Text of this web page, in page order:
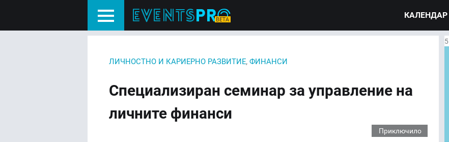
КАЛЕНДАР
ЛИЧНОСТНО И КАРИЕРНО РАЗВИТИЕ, ФИНАНСИ
Специализиран семинар за управление на
личните финанси
Приключило
5